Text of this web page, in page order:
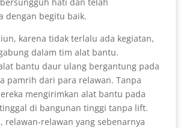
dengan begitu baik.
karena tidak terlalu ada kegiatan,
dalam tim alat bantu.
bantu daur ulang bergantung pada
pamrih dari para relawan. Tanpa
mengirimkan alat bantu pada
di bangunan tinggi tanpa lift.
relawan-relawan yang sebenarnya